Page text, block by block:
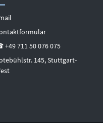
711 50 076 075
145, Stuttgart-